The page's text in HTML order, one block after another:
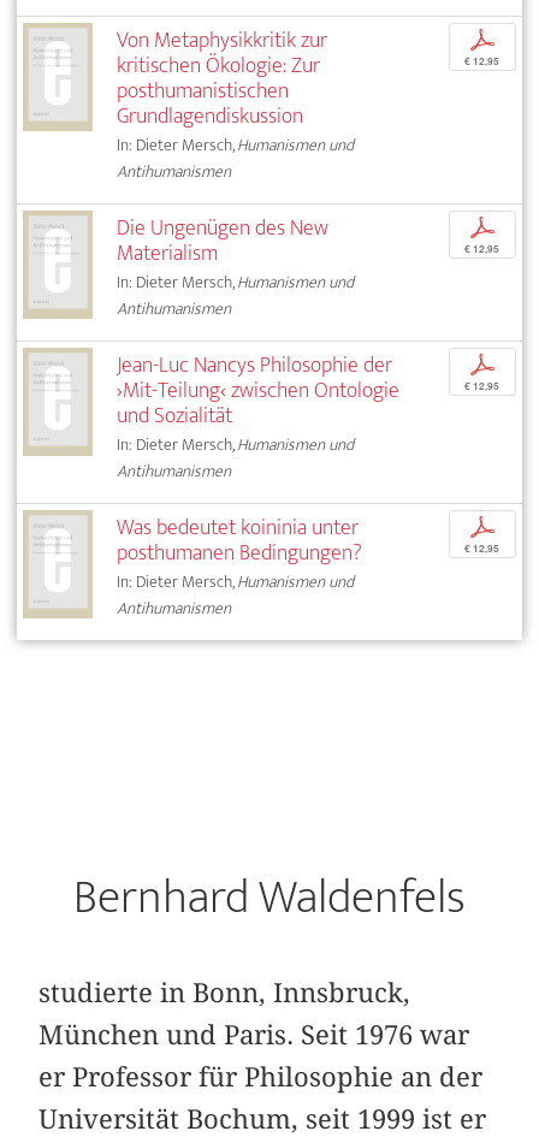
Von Metaphysikkritik zur
kritischen Ökologie: Zur
posthumanistischen
Grundlagendiskussion
In: Dieter Mersch,Humanismen und
Antihumanismen
p
€ 12,95
Die Ungenügen des New
Materialism
In: Dieter Mersch,Humanismen und
Antihumanismen
p
€ 12,95
Jean-Luc Nancys Philosophie der
›Mit-Teilung‹ zwischen Ontologie
und Sozialität
In: Dieter Mersch,Humanismen und
Antihumanismen
p
€ 12,95
Was bedeutet koininia unter
posthumanen Bedingungen?
In: Dieter Mersch,Humanismen und
Antihumanismen
p
€ 12,95
Bernhard Waldenfels
studierte in Bonn, Innsbruck,
München und Paris. Seit 1976 war
er Professor für Philosophie an der
Universität Bochum, seit 1999 ist er